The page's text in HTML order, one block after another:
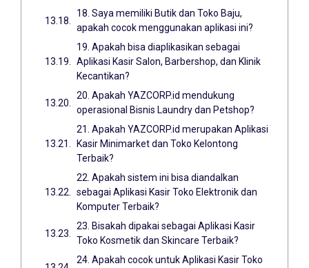
18. Saya memiliki Butik dan Toko Baju,
apakah cocok menggunakan aplikasi ini?
19. Apakah bisa diaplikasikan sebagai
Aplikasi Kasir Salon, Barbershop, dan Klinik
Kecantikan?
20. Apakah YAZCORP.id mendukung
operasional Bisnis Laundry dan Petshop?
21. Apakah YAZCORP.id merupakan Aplikasi
Kasir Minimarket dan Toko Kelontong
Terbaik?
22. Apakah sistem ini bisa diandalkan
sebagai Aplikasi Kasir Toko Elektronik dan
Komputer Terbaik?
23. Bisakah dipakai sebagai Aplikasi Kasir
Toko Kosmetik dan Skincare Terbaik?
24. Apakah cocok untuk Aplikasi Kasir Toko